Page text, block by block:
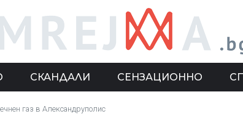
СКАНДАЛИ СЕНЗАЦИОННО
газ в Александруполис